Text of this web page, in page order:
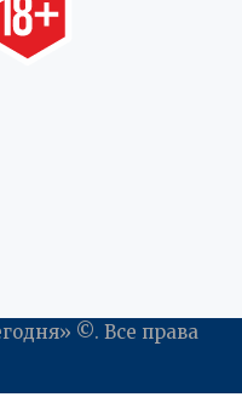
©. Все права